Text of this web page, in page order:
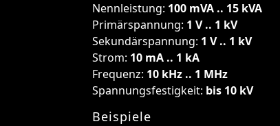
Nennleistung: 100 mVA .. 15 kVA
Primärspannung: 1 V .. 1 kV
Sekundärspannung: 1 V .. 1 kV
Strom: 10 mA .. 1 kA
Frequenz: 10 kHz .. 1 MHz
Spannungsfestigkeit: bis 10 kV
Beispiele